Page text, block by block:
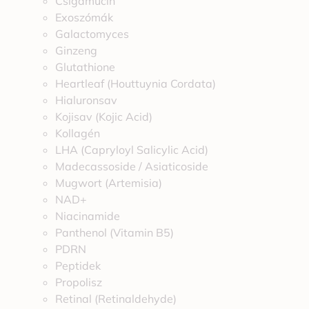
Exoszómák
Galactomyces
Ginzeng
Glutathione
Heartleaf (Houttuynia Cordata)
Hialuronsav
Kojisav (Kojic Acid)
Kollagén
LHA (Capryloyl Salicylic Acid)
Madecassoside / Asiaticoside
Mugwort (Artemisia)
NAD+
Niacinamide
Panthenol (Vitamin B5)
PDRN
Peptidek
Propolisz
Retinal (Retinaldehyde)